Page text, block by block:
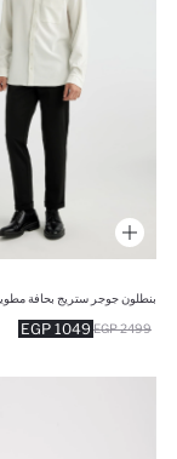
بنطلون جوجر ستريج بحافة
1049 EGP 2499 EGP